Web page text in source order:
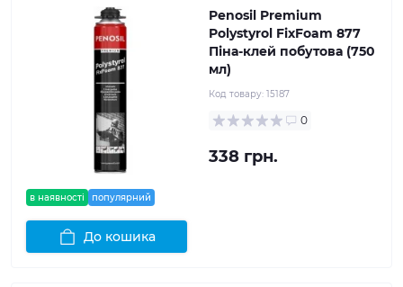
в наявності популярний
Penosil Premium
Polystyrol FixFoam 877
Піна-клей побутова (750
мл)
Код товару: 15187
0
338 грн.
До кошика